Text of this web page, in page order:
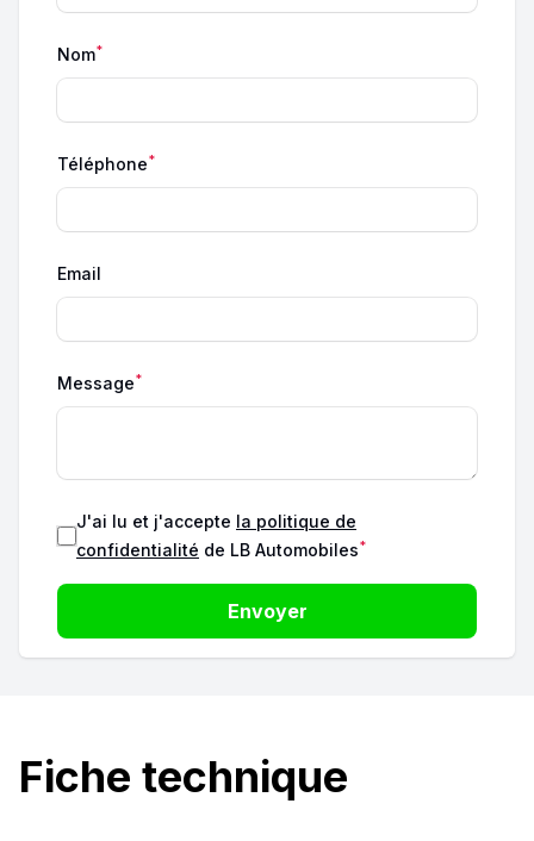
Nom*
Téléphone*
Email
Message*
J'ai lu et j'accepte la politique de
confidentialité de LB Automobiles*
Envoyer
Fiche technique